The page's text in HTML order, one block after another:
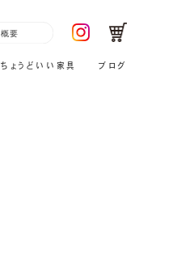
ちょうどいい家具 ブログ